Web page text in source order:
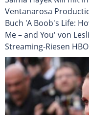
Ventanarosa
Buch 'A Boob's Life:
Me – and You' von
Streaming-Riesen